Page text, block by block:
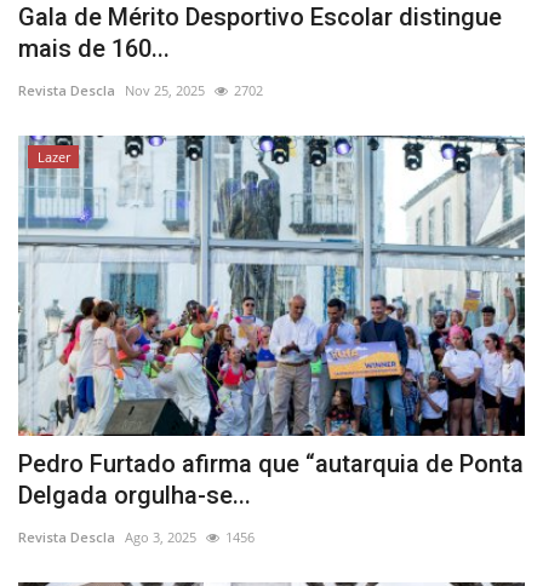
Educação
Estatuto Editorial
Saúde
Ficha técnica
Cultura
Lazer
Ambiente
Gala de Mérito Desportivo Escolar distingue
mais de 160...
Revista Descla Nov 25, 2025 2702
Lazer
Pedro Furtado afirma que “autarquia de Ponta
Delgada orgulha-se...
Revista Descla Ago 3, 2025 1456